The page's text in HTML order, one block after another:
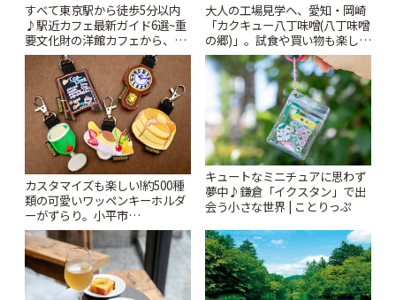
すべて東京駅から徒歩5分以内
♪駅近カフェ最新ガイド6選~重
要文化財の洋館カフェから、改
札すぐのレトロ喫茶まで~ | こと
りっぷ
大人の工場見学へ、愛知・岡崎
「カクキュー八丁味噌(八丁味噌
の郷)」。試食や買い物も楽しみ
♪ | ことりっぷ
カスタマイズも楽しい!約500種
類の可愛いワッペンキーホルダ
ーがずらり。小平市
「Kimamaya T&K」 | ことりっ
ぷ
キュートなミニチュアに思わず
夢中♪鎌倉「イクスタン」で出
会う小さな世界 | ことりっぷ